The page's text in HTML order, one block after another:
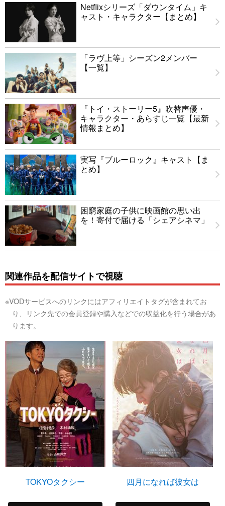
Netflixシリーズ「ダウンタイム」キ
ャスト・キャラクター【まとめ】
「ラヴ上等」シーズン2メンバー
【一覧】
『トイ・ストーリー5』吹替声優・
キャラクター・あらすじ一覧【最新
情報まとめ】
実写『ブルーロック』キャスト【ま
とめ】
困窮家庭の子供に映画館の思い出
を！寄付で届ける「シェアシネマ」
関連作品を配信サイトで視聴
※VODサービスへのリンクにはアフィリエイトタグが含まれてお
り、リンク先での会員登録や購入などでの収益化を行う場合があ
ります。
TOKYOタクシー 四月になれば彼女は